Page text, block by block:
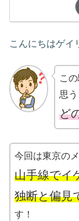
こんにちはゲイ
こ
思
ど
今回は東京の
山手線でイ
独断と偏見
す！